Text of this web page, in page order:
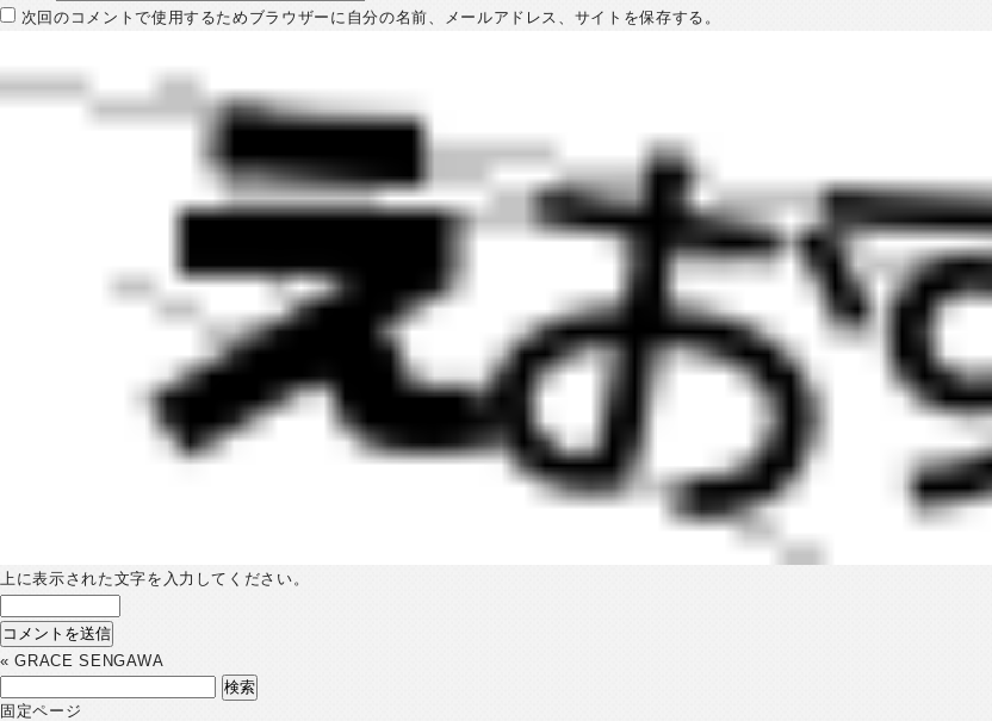
次回のコメントで使用するためブラウザーに自分の名前、メールアドレス、サイトを保存する。
上に表示された文字を入力してください。
«GRACE SENGAWA
索:
固定ページ